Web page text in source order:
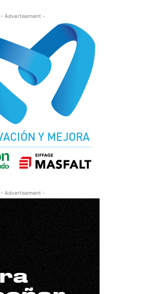
- Advertisement -
- Advertisement -